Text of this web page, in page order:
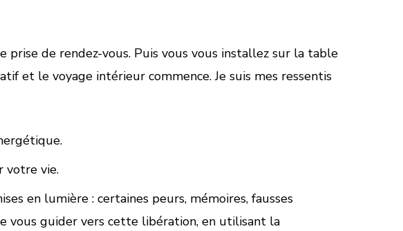
prise de rendez-vous. Puis vous vous installez sur la table
et le voyage intérieur commence. Je suis mes ressentis
votre vie.
en lumière : certaines peurs, mémoires, fausses
vous guider vers cette libération, en utilisant la